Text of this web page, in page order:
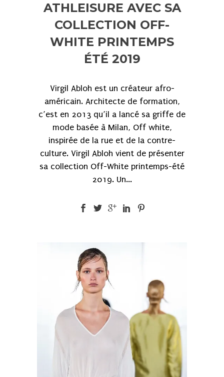
ATHLEISURE AVEC SA
COLLECTION OFF-
WHITE PRINTEMPS
ÉTÉ 2019
Virgil Abloh est un créateur afro-
américain. Architecte de formation,
c’est en 2013 qu’il a lancé sa griffe de
mode basée à Milan, Off white,
inspirée de la rue et de la contre-
culture. Virgil Abloh vient de présenter
sa collection Off-White printemps-été
2019. Un...